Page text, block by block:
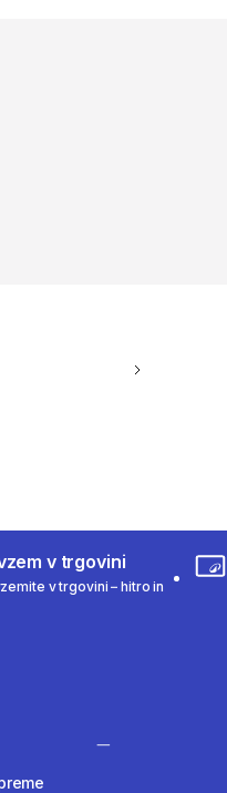
v trgovini
v trgovini – hitro in